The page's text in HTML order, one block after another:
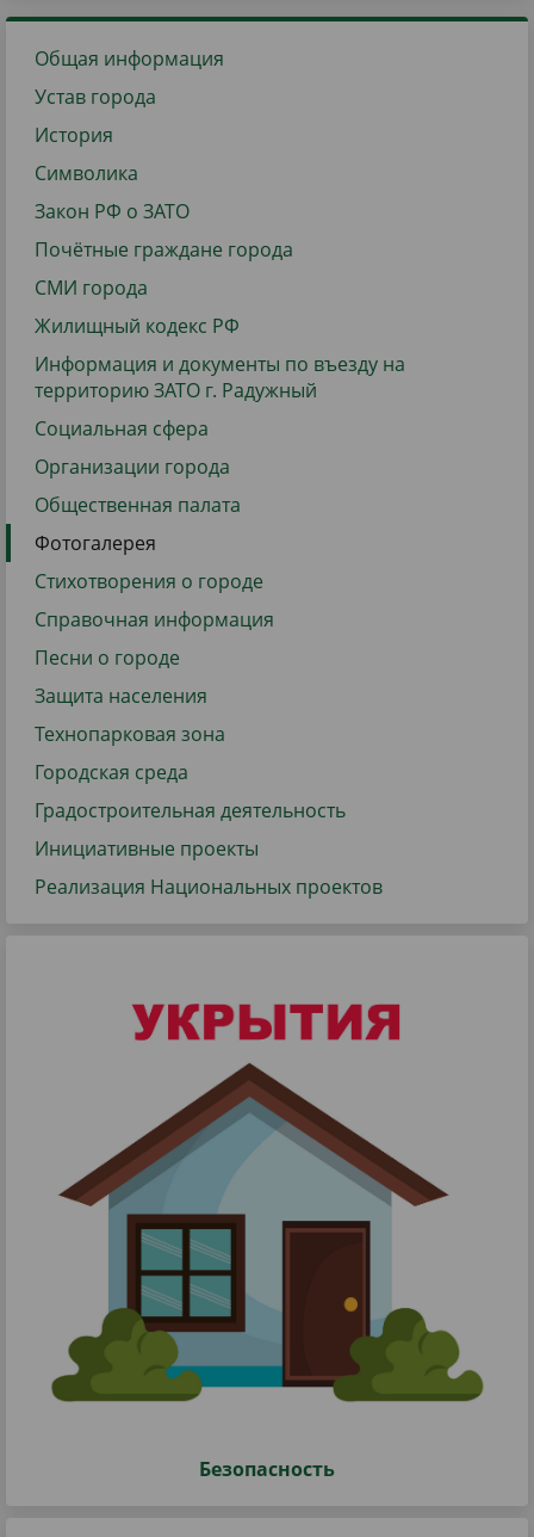
Общая информация
Устав города
История
Символика
Закон РФ о ЗАТО
Почётные граждане города
СМИ города
Жилищный кодекс РФ
Информация и документы по въезду на
территорию ЗАТО г. Радужный
Социальная сфера
Организации города
Общественная палата
Фотогалерея
Стихотворения о городе
Справочная информация
Песни о городе
Защита населения
Технопарковая зона
Городская среда
Градостроительная деятельность
Инициативные проекты
Реализация Национальных проектов
Безопасность